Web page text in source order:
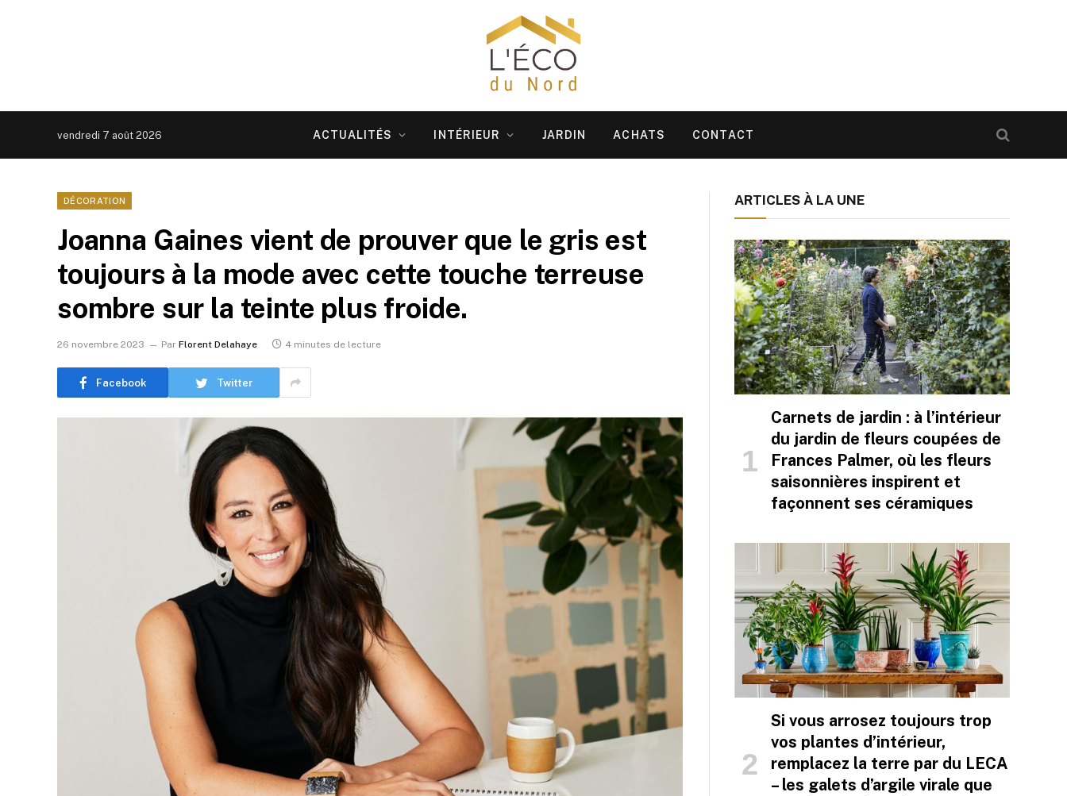
vendredi 7 août 2026 ACTUALITÉS INTÉRIEUR JARDIN ACHATS CONTACT
DÉCORATION
Joanna Gaines vient de prouver que le gris est
toujours à la mode avec cette touche terreuse
sombre sur la teinte plus froide.
26 novembre 2023 Par Florent Delahaye 4 minutes de lecture
Facebook Twitter
ARTICLES À LA UNE
Carnets de jardin : à l’intérieur
du jardin de fleurs coupées de
Frances Palmer, où les fleurs
saisonnières inspirent et
façonnent ses céramiques
Si vous arrosez toujours trop
vos plantes d’intérieur,
remplacez la terre par du LECA
– les galets d’argile virale que